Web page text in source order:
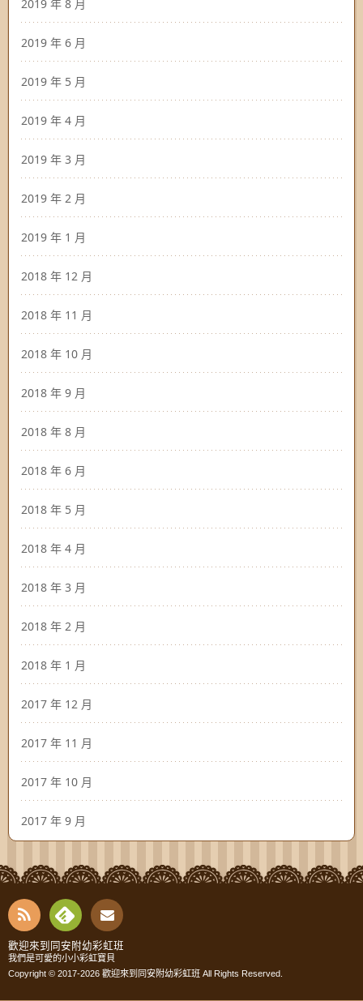
2019 年 8 月
2019 年 6 月
2019 年 5 月
2019 年 4 月
2019 年 3 月
2019 年 2 月
2019 年 1 月
2018 年 12 月
2018 年 11 月
2018 年 10 月
2018 年 9 月
2018 年 8 月
2018 年 6 月
2018 年 5 月
2018 年 4 月
2018 年 3 月
2018 年 2 月
2018 年 1 月
2017 年 12 月
2017 年 11 月
2017 年 10 月
2017 年 9 月
RSS
Fee
dly
Cont
act
歡迎來到同安附幼彩虹班
我們是可愛的小小彩虹寶貝
Copyright © 2017-2026 歡迎來到同安附幼彩虹班 All Rights Reserved.